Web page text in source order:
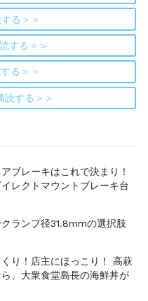
る＞＞
する＞＞
る＞＞
読する＞＞
ブレーキはこれで決まり！
レクトマウントブレーキ台
ランプ径31.8mmの選択肢
り！店主にほっこり！ 高萩
、大衆食堂島長の海鮮丼が